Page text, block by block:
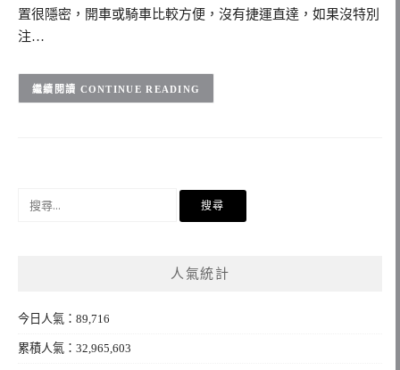
置很隱密，開車或騎車比較方便，沒有捷運直達，如果沒特別
注…
CONTINUE READING
人氣統計
今日人氣：89,716
累積人氣：32,965,603